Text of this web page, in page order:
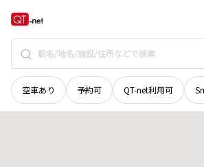
空車あり 予約可 QT-net利用可
石川県